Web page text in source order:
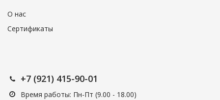
О нас
Сертификаты
+7 (921) 415-90-01
Время работы: Пн-Пт (9.00 - 18.00)